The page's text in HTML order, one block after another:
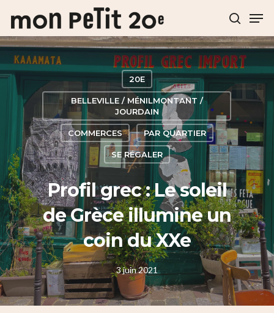
Hit enter to search or ESC to close
20E
BELLEVILLE / MÉNILMONTANT /
JOURDAIN
COMMERCES PAR QUARTIER
SE RÉGALER
Profil grec : Le soleil
de Grèce illumine un
coin du XXe
3 juin 2021